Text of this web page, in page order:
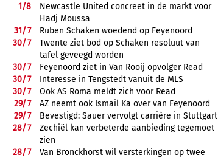
1/8
Newcastle United concreet in de markt voor
Hadj Moussa
31/7
Ruben Schaken woedend op Feyenoord
30/7
Twente ziet bod op Schaken resoluut van
tafel geveegd worden
30/7
Feyenoord ziet in Van Rooij opvolger Read
30/7
Interesse in Tengstedt vanuit de MLS
30/7
Ook AS Roma meldt zich voor Read
29/7
AZ neemt ook Ismail Ka over van Feyenoord
29/7
Bevestigd: Sauer vervolgt carrière in Stuttgart
28/7
Zechiël kan verbeterde aanbieding tegemoet
zien
28/7
Van Bronckhorst wil versterkingen op twee